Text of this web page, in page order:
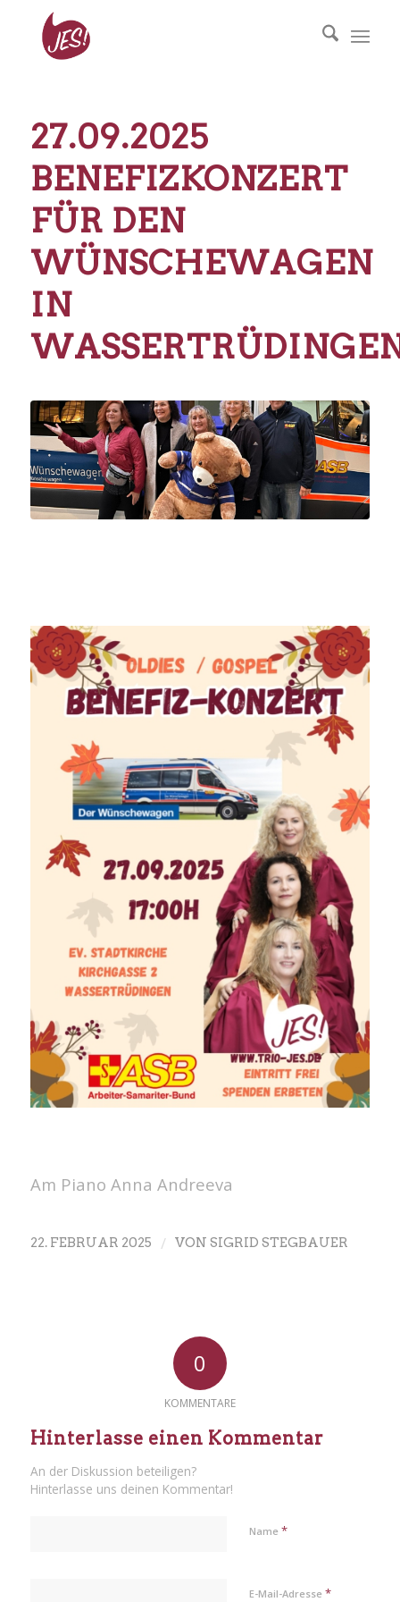
27.09.2025
BENEFIZKONZERT
FÜR DEN
WÜNSCHEWAGEN
IN
Am Piano Anna Andreeva
22. FEBRUAR 2025 / VON SIGRID STEGBAUER
0
KOMMENTARE
Hinterlasse einen Kommentar
An der Diskussion beteiligen?
Hinterlasse uns deinen Kommentar!
Name *
E-Mail-Adresse *